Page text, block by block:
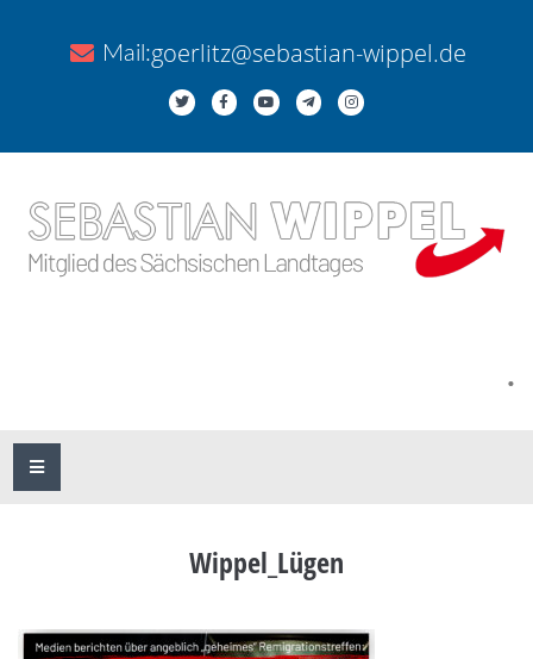
Mail:goerlitz@sebastian-wippel.de
.
Wippel_Lügen